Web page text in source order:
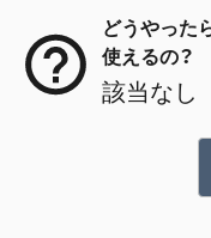
どうやった
使えるの？
該当なし